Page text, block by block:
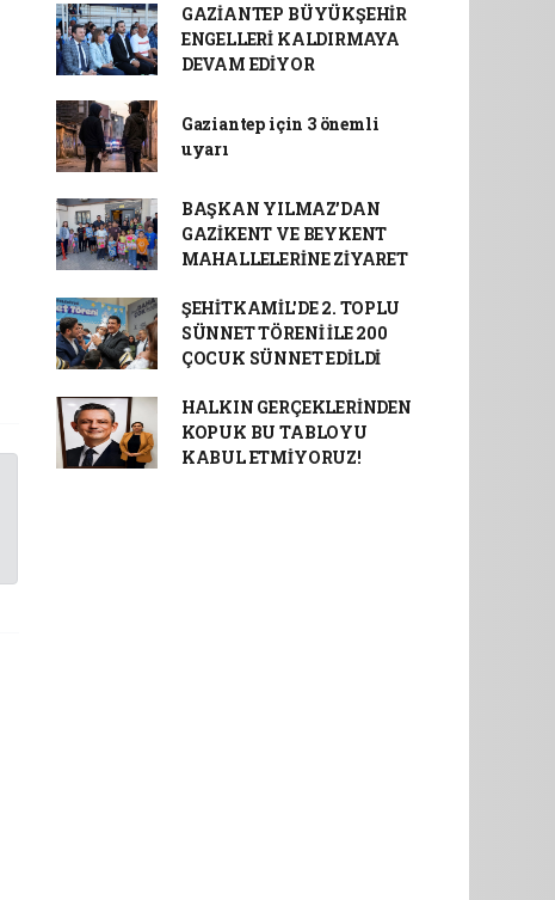
GAZİANTEP BÜYÜKŞEHİR
ENGELLERİ KALDIRMAYA
DEVAM EDİYOR
Gaziantep için 3 önemli
uyarı
BAŞKAN YILMAZ’DAN
GAZİKENT VE BEYKENT
MAHALLELERİNE ZİYARET
ŞEHİTKAMİL'DE 2. TOPLU
SÜNNET TÖRENİ İLE 200
ÇOCUK SÜNNET EDİLDİ
HALKIN GERÇEKLERİNDEN
KOPUK BU TABLOYU
KABUL ETMİYORUZ!